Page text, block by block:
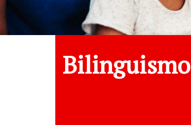
Bilinguismo